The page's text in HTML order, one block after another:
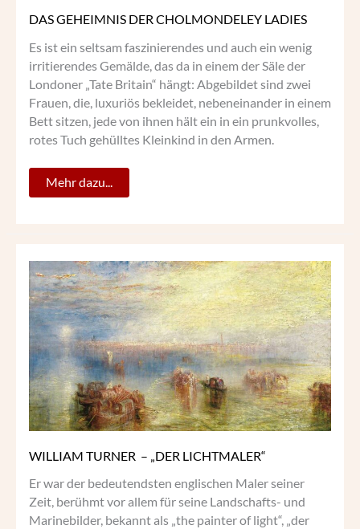
DAS GEHEIMNIS DER CHOLMONDELEY LADIES
Es ist ein seltsam faszinierendes und auch ein wenig
irritierendes Gemälde, das da in einem der Säle der
Londoner „Tate Britain“ hängt: Abgebildet sind zwei
Frauen, die, luxuriös bekleidet, nebeneinander in einem
Bett sitzen, jede von ihnen hält ein in ein prunkvolles,
rotes Tuch gehülltes Kleinkind in den Armen.
Mehr dazu...
WILLIAM TURNER – „DER LICHTMALER“
Er war der bedeutendsten englischen Maler seiner
Zeit, berühmt vor allem für seine Landschafts- und
Marinebilder, bekannt als „the painter of light“, „der
WILLIAM
TURNER –
„DER
LICHTMALER“